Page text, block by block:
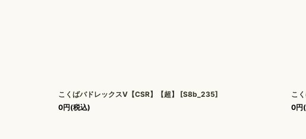
こくばバドレックスV【CSR】【超】 [S8b_235]
0円(税込)
こ
0円